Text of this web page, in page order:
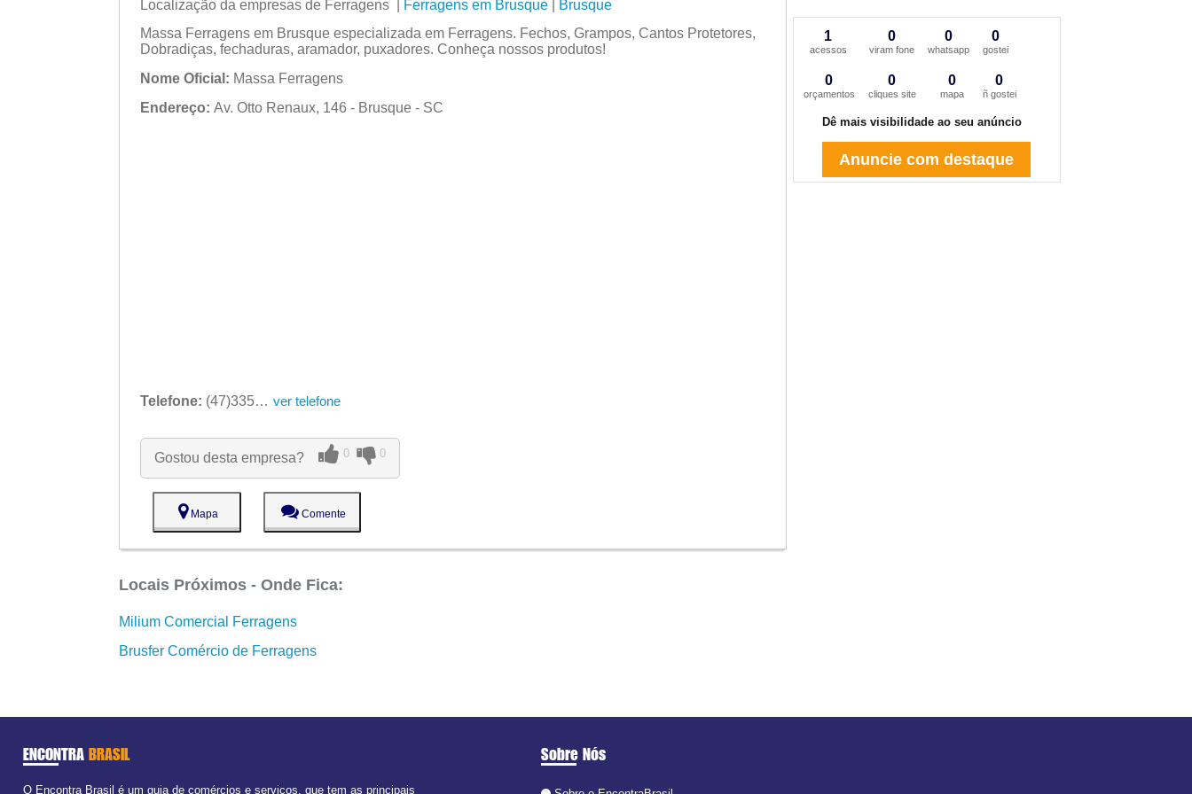
Localização da empresas de Ferragens | Ferragens em Brusque|
Brusque
Massa Ferragens em Brusque especializada em Ferragens. Fechos, Grampos, Cantos Protetores,
Dobradiças, fechaduras, aramador, puxadores. Conheça nossos produtos!
Nome Oficial: Massa Ferragens
Endereço: Av. Otto Renaux, 146 - Brusque - SC
Telefone: (47)3351-2374 ver telefone
Gostou desta empresa? 0 0
Mapa Comente
Locais Próximos - Onde Fica:
Milium Comercial Ferragens
Brusfer Comércio de Ferragens
1
acessos
0
viram fone
0
whatsapp
0
gostei
0
orçamentos
0
cliques site
0
mapa
0
ñ gostei
Dê mais visibilidade ao seu anúncio
Anuncie com destaque
ENCONTRA BRASIL
O Encontra Brasil é um guia de comércios e serviços, que tem as principais
Sobre Nós